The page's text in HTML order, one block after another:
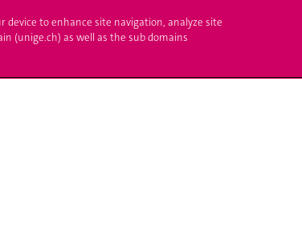
à l'UNIGE
administratives
L'UNIGE
Médias
device to enhance site navigation, analyze site
(unige.ch) as well as the sub domains